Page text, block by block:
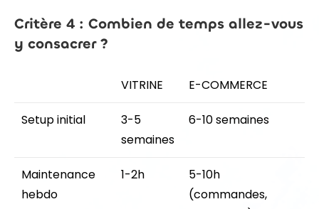
Critère 4 : Combien de temps allez-vous
y consacrer ?
VITRINE E-COMMERCE
Setup initial
3-5
semaines
6-10 semaines
Maintenance
hebdo
1-2h
5-10h
(commandes,